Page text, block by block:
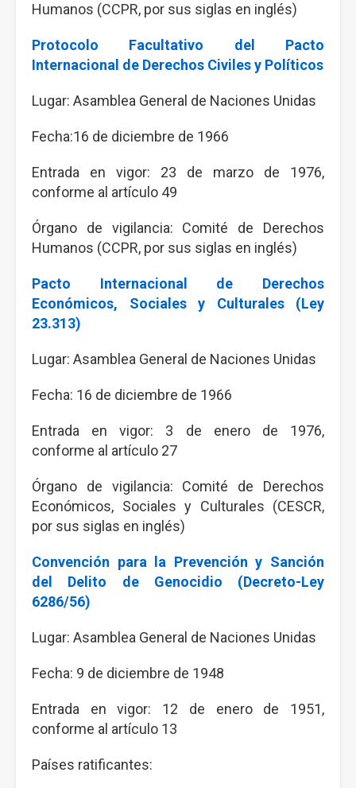
Humanos (CCPR, por sus siglas en inglés)
Protocolo Facultativo del Pacto
Internacional de Derechos Civiles y Políticos
Lugar: Asamblea General de Naciones Unidas
Fecha:16 de diciembre de 1966
Entrada en vigor: 23 de marzo de 1976,
conforme al artículo 49
Órgano de vigilancia: Comité de Derechos
Humanos (CCPR, por sus siglas en inglés)
Pacto Internacional de Derechos
Económicos, Sociales y Culturales (Ley
23.313)
Lugar: Asamblea General de Naciones Unidas
Fecha: 16 de diciembre de 1966
Entrada en vigor: 3 de enero de 1976,
conforme al artículo 27
Órgano de vigilancia: Comité de Derechos
Económicos, Sociales y Culturales (CESCR,
por sus siglas en inglés)
Convención para la Prevención y Sanción
del Delito de Genocidio (Decreto-Ley
6286/56)
Lugar: Asamblea General de Naciones Unidas
Fecha: 9 de diciembre de 1948
Entrada en vigor: 12 de enero de 1951,
conforme al artículo 13
Países ratificantes: